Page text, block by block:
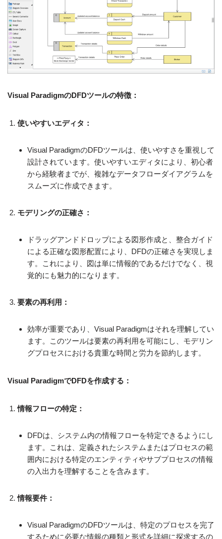
Visual ParadigmのDFDツールの特徴：
使いやすいエディタ：
Visual ParadigmのDFDツールは、使いやすさを重視して
設計されています。使いやすいエディタにより、初心者
から経験者までが、複雑なデータフローダイアグラムを
スムーズに作成できます。
モデリングの正確さ：
ドラッグアンドドロップによる図形作成と、整合ガイド
による正確な図形配置により、DFDの正確さを実現しま
す。これにより、図は単に情報的であるだけでなく、視
覚的にも魅力的になります。
要素の再利用：
効率が重要であり、Visual Paradigmはそれを理解してい
ます。このツールは要素の再利用を可能にし、モデリン
グプロセスにおける貴重な時間と労力を節約します。
Visual ParadigmでDFDを作成する：
情報フローの特定：
DFDは、システム内の情報フローを特定できるようにし
ます。これは、定義されたシステムまたはプロセスの範
囲内における特定のエンティティやサブプロセスの情報
の入出力を理解することを含みます。
情報要件：
Visual ParadigmのDFDツールは、特定のプロセスを完了
するために必要な情報の種類と形式を詳細に探求するの